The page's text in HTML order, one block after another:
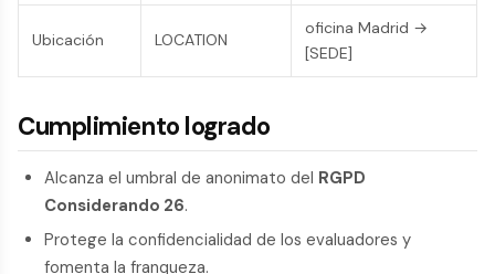
Ubicación LOCATION
oficina Madrid →
[SEDE]
Cumplimiento logrado
Alcanza el umbral de anonimato del RGPD
Considerando 26.
Protege la confidencialidad de los evaluadores y
fomenta la franqueza.